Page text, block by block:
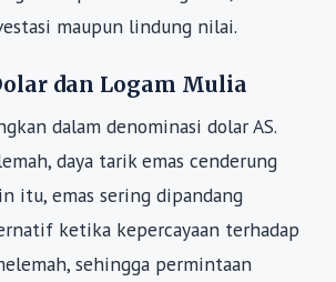
maupun lindung nilai.
dan Logam Mulia
dalam denominasi dolar AS.
daya tarik emas cenderung
itu, emas sering dipandang
ketika kepercayaan terhadap
sehingga permintaan